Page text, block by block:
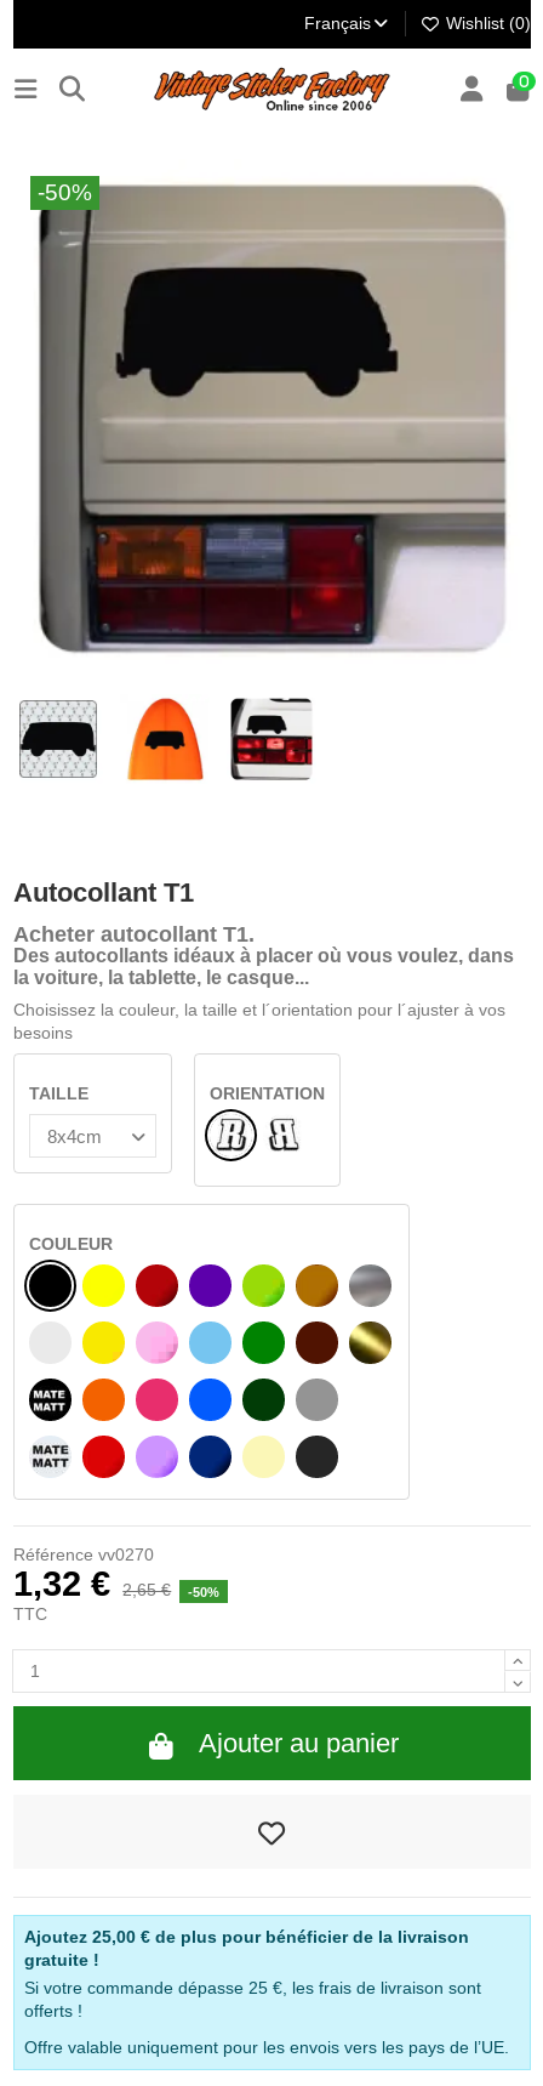
Français Wishlist (0)
0
-50%
Autocollant T1
Acheter autocollant T1.
Des autocollants idéaux à placer où vous voulez, dans
la voiture, la tablette, le casque...
Choisissez la couleur, la taille et l´orientation pour l´ajuster à vos
besoins
TAILLE
ORIENTATION
NormalRenversé
COULEUR
NOIR
BLANC
NOIR MATÉ
BLANC MATÉ
JAUNE
JAUNE AMBRE
ORANGE
ROUGE
BOURGOGNE
ROSA
FUCHSIA
PURPLE
VIOLET
BLEU CLAIR
BLAU
BLEU FONCÉ
VERT CLAIR
VERT
VERT FONCÉ
BEIGE
NOISETTE
BRUN FONCÉ
GRIS CLAIR
GRIS FONCÉ
ARGENT
OR
Référence vv0270
1,32 € 2,65 € -50%
TTC
Ajouter au panier
Ajoutez 25,00 €de plus pour bénéficier de la livraison
gratuite !
Si votre commande dépasse 25 €, les frais de livraison sont
offerts !
Offre valable uniquement pour les envois vers les pays de l’UE.